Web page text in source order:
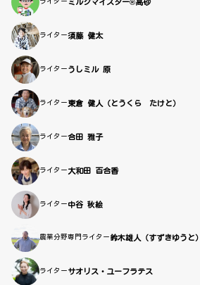
ミルクマイスター®高砂
ライター須藤 健太
ライター うしミル 原
ライター 東倉 健人（とうくら たけと）
ライター合田 雅子
ライター 大和田 百合香
ライター 中谷 秋絵
農業分野専門ライター 鈴木雄人（すずきゆうと）
ライター サオリス・ユーフラテス